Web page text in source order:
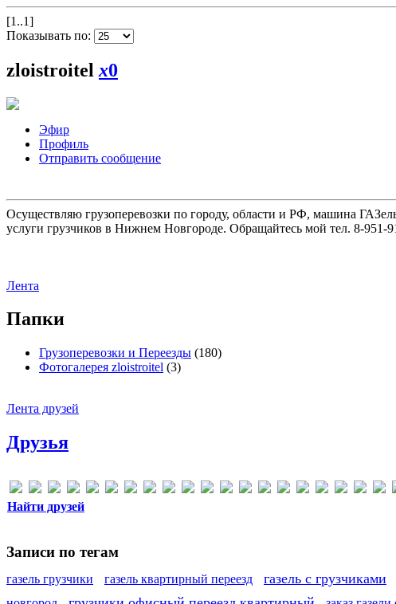
[1..1]
Показывать по:
zloistroitel x0
Эфир
Профиль
Отправить сообщение
Осуществляю грузоперевозки по городу, области и РФ, машина
услуги грузчиков в Нижнем Новгороде. Обращайтесь мой тел. 8-951-
Лента
Папки
Грузоперевозки и Переезды (180)
Фотогалерея zloistroitel (3)
Лента друзей
Друзья
Найти друзей
Записи по тегам
газель грузчики газель квартирный переезд газель с грузчиками